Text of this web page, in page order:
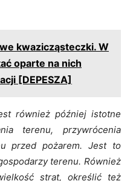
kwazicząsteczki. W
oparte na nich
[DEPESZA]
również później istotne
terenu, przywrócenia
przed pożarem. Jest to
terenu. Również
strat, określić też